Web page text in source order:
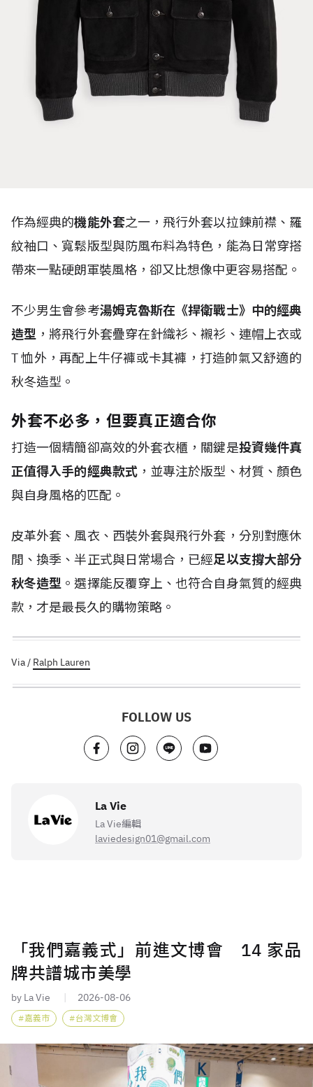
作為經典的機能外套之一，飛行外套以拉鍊前襟、羅
紋袖口、寬鬆版型與防風布料為特色，能為日常穿搭
帶來一點硬朗軍裝風格，卻又比想像中更容易搭配。
不少男生會參考湯姆克魯斯在《捍衛戰士》中的經典
造型 ，將飛行外套疊穿在針織衫、襯衫、連帽上衣或
T恤外，再配上牛仔褲或卡其褲，打造帥氣又舒適的
秋冬造型。
外套不必多，但要真正適合你
打造一個精簡卻高效的外套衣櫃，關鍵是投資幾件真
正值得入手的經典款式，並專注於版型、材質、顏色
與自身風格的匹配。
皮革外套、風衣、西裝外套與飛行外套，分別對應休
閒、換季、半正式與日常場合，已經足以支撐大部分
秋冬造型 。選擇能反覆穿上、也符合自身氣質的經典
款，才是最長久的購物策略。
Via / Ralph Lauren
FOLLOW US
La Vie
La Vie編輯
laviedesign01@gmail.com
「我們嘉義式」前進文博會 14 家品
牌共譜城市美學
by La Vie 2026-08-06
嘉義市 台灣文博會